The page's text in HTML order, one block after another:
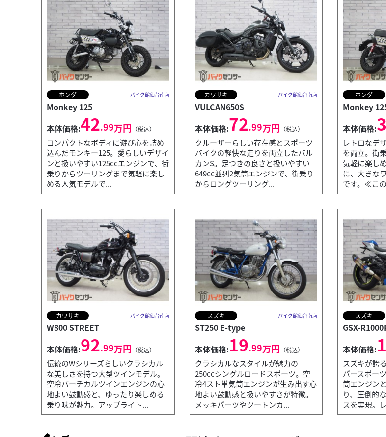
カワサキ
ホンダ バイク館仙台南店
Monkey 125
本体価格:42.99万円 （税込）
コンパクトなボディに遊び心を詰め
込んだモンキー125。愛らしいデザイ
ンと扱いやすい125ccエンジンで、街
乗りからツーリングまで気軽に楽し
める人気モデルで...
カワサキ バイク館仙台南店
VULCAN650S
本体価格:72.99万円 （税込）
クルーザーらしい存在感とスポーツ
バイクの軽快な走りを両立したバル
カンS。足つきの良さと扱いやすい
649cc並列2気筒エンジンで、街乗り
からロングツーリング...
ホンダ
Monkey
本体価格:
レトロなデ
を両立。街
気軽に楽し
に、大きな
です。≪こ
カワサキ バイク館仙台南店
W800 STREET
本体価格:92.99万円 （税込）
伝統のWシリーズらしいクラシカル
な美しさを持つ大型ツインモデル。
空冷バーチカルツインエンジンの心
地よい鼓動感と、ゆったり楽しめる
乗り味が魅力。アップライト...
スズキ バイク館仙台南店
ST250 E-type
本体価格:19.99万円 （税込）
クラシカルなスタイルが魅力の
250ccシングルロードスポーツ。空
冷4スト単気筒エンジンが生み出す心
地よい鼓動感と扱いやすさが特徴。
メッキパーツやツートンカ...
スズキ
GSX-
本体価格:
スズキが誇
パースポー
筒エンジン
り、圧倒的
スを実現。